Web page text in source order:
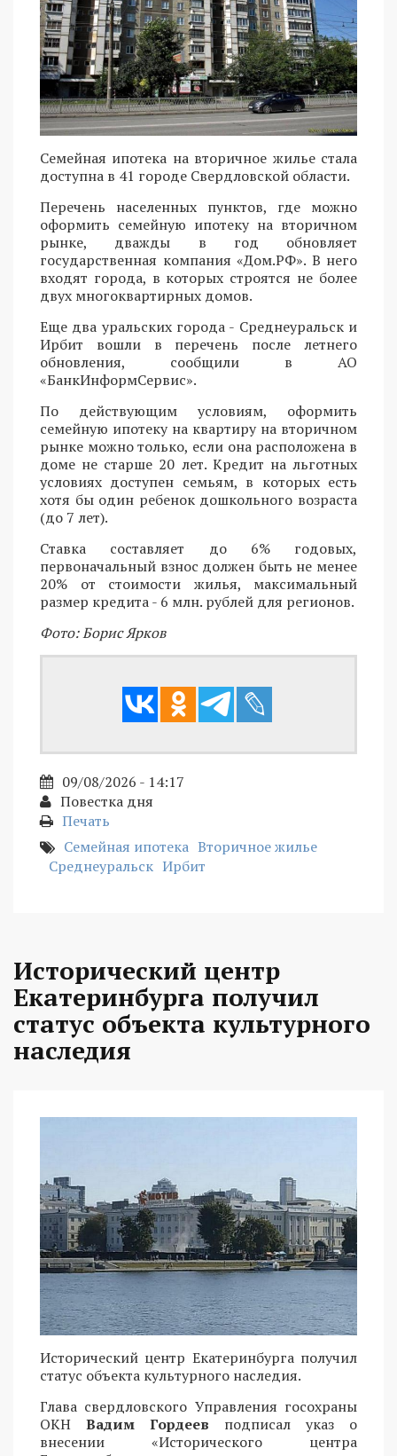
Семейная ипотека на вторичное жилье стала
доступна в 41 городе Свердловской области.
Перечень населенных пунктов, где можно
оформить семейную ипотеку на вторичном
рынке, дважды в год обновляет
государственная компания «Дом.РФ». В него
входят города, в которых строятся не более
двух многоквартирных домов.
Еще два уральских города - Среднеуральск и
Ирбит вошли в перечень после летнего
обновления, сообщили в АО
«БанкИнформСервис».
По действующим условиям, оформить
семейную ипотеку на квартиру на вторичном
рынке можно только, если она расположена в
доме не старше 20 лет. Кредит на льготных
условиях доступен семьям, в которых есть
хотя бы один ребенок дошкольного возраста
(до 7 лет).
Ставка составляет до 6% годовых,
первоначальный взнос должен быть не менее
20% от стоимости жилья, максимальный
размер кредита - 6 млн. рублей для регионов.
Фото: Борис Ярков
09/08/2026 - 14:17
Повестка дня
Печать
Семейная ипотека Вторичное жилье
Среднеуральск Ирбит
Исторический центр
Екатеринбурга получил
статус объекта культурного
наследия
Исторический центр Екатеринбурга получил
статус объекта культурного наследия.
Глава свердловского Управления госохраны
ОКН Вадим Гордеев подписал указ о
внесении «Исторического центра